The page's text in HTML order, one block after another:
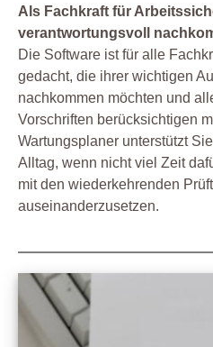
Als Fachkraft für
verantwortungsvoll
Die Software ist für alle
gedacht, die ihrer wichtigen
nachkommen möchten und
Vorschriften berücksichtigen
Wartungsplaner unterstützt
Alltag, wenn nicht viel Zeit
mit den wiederkehrenden
auseinanderzusetzen.